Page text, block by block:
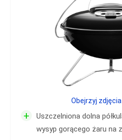
+
Uszczelniona dolna
wysyp gorącego żaru na
Obejrzyj